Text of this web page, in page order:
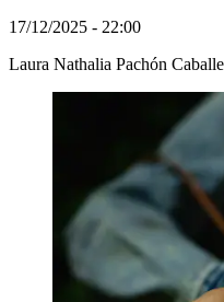
17/12/2025 - 22:00
Laura Nathalia Pachón